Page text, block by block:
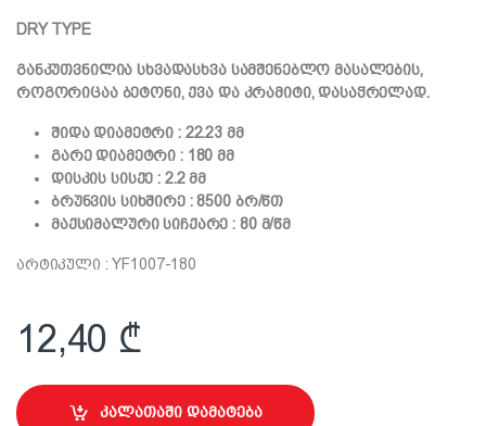
DRY TYPE
განკუთვნილია სხვადასხვა სამშენებლო მასალების,
როგორიცაა ბეტონი, ქვა და კრამიტი, დასაჭრელად.
შიდა დიამეტრი : 22.23 მმ
გარე დიამეტრი : 180 მმ
დისკის სისქე : 2.2 მმ
ბრუნვის სიხშირე : 8500 ბრ/წთ
მაქსიმალური სიჩქარე : 80 მ/წმ
არტიკული : YF1007-180
12,40 ₾
კალათაში დამატება